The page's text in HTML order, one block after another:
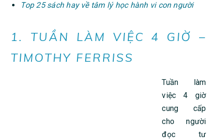
Top 25 sách hay về tâm lý học hành vi con người
1. TUẦN LÀM VIỆC 4 GIỜ –
TIMOTHY FERRISS
Tuần làm
việc 4 giờ
cung cấp
cho người
đọc tư